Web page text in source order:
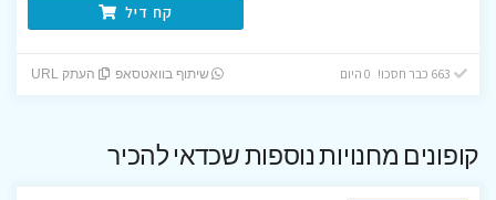
קח דיל
שיתוף בוואטסאפ העתק URL
קופונים מחנויות נוספות שכדאי להכיר